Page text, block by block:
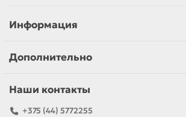
Информация
Дополнительно
Наши контакты
+375 (44) 5772255